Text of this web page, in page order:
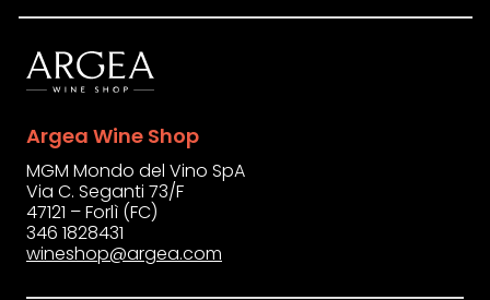
Argea Wine Shop
MGM Mondo del Vino SpA
Via C. Seganti 73/F
47121 – Forlì (FC)
346 1828431
wineshop@argea.com